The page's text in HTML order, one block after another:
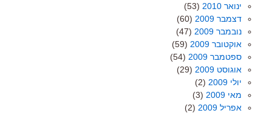
ינואר 2010
(53)
דצמבר 2009
(60)
נובמבר 2009
(47)
אוקטובר 2009
(59)
ספטמבר 2009
(54)
אוגוסט 2009
(29)
יולי 2009
(2)
מאי 2009
(3)
אפריל 2009
(2)